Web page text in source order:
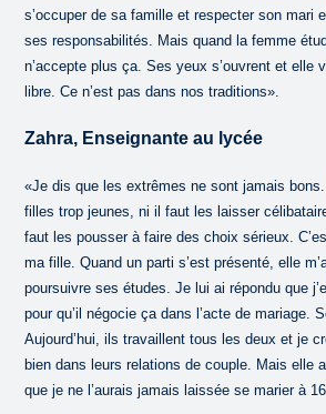
s’occuper de sa famille et respecter son mari
ses responsabilités. Mais quand la femme
n’accepte plus ça. Ses yeux s’ouvrent et elle
libre. Ce n’est pas dans nos traditions».
Zahra, Enseignante au lycée
«Je dis que les extrêmes ne sont jamais
filles trop jeunes, ni il faut les laisser
faut les pousser à faire des choix sérieux.
ma fille. Quand un parti s’est présenté, elle
poursuivre ses études. Je lui ai répondu que
pour qu’il négocie ça dans l’acte de mariage.
Aujourd’hui, ils travaillent tous les deux et je
bien dans leurs relations de couple. Mais elle
que je ne l’aurais jamais laissée se marier à